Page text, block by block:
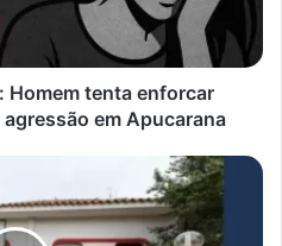
Homem tenta enforcar
em Apucarana